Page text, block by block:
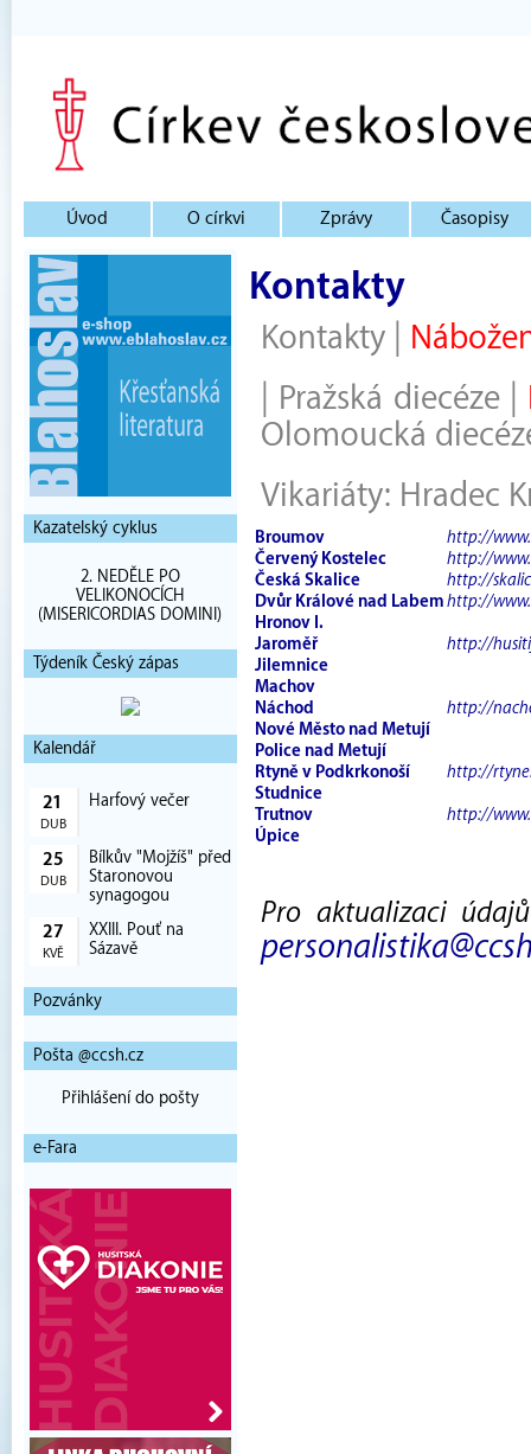
Úvod O církvi Zprávy Časopisy
Kazatelský cyklus
2. NEDĚLE PO
VELIKONOCÍCH
(MISERICORDIAS DOMINI)
Týdeník Český zápas
Kalendář
21
DUB
Harfový večer
25
DUB
Bílkův "Mojžíš" před
Staronovou
synagogou
27
KVĚ
XXIII. Pouť na
Sázavě
Pozvánky
Pošta @ccsh.cz
Přihlášení do pošty
e-Fara
Kontakty
Kontakty
Pražská diecéze|
Olomoucká
Vikariáty: Hradec
Broumov
http://
Červený Kostelec
http://
Česká Skalice
http://
Dvůr Králové nad Labemhttp://
Hronov I.
Jaroměř
http://
Jilemnice
Machov
Náchod
http://
Nové Město nad Metují
Police nad Metují
Rtyně v Podkrkonoší
http://
Studnice
Trutnov
http://
Úpice
Pro aktualizaci